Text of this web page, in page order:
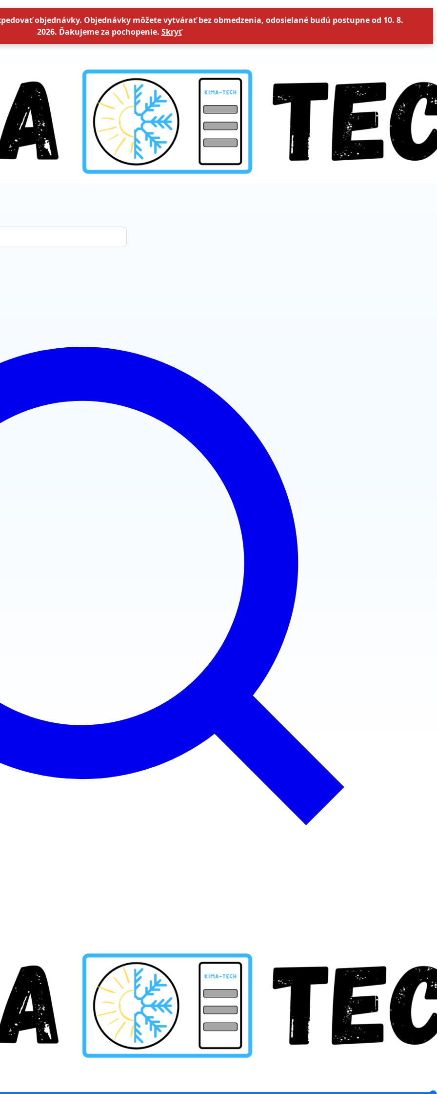
objednávky. Objednávky môžete vytvárať bez obmedzenia, odosielané budú postupne od 10. 8.
2026. Ďakujeme za pochopenie. Skryť